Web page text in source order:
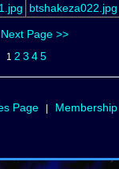
btshakeza022.jpg
Next Page >>
1 2 3 4 5
Page|